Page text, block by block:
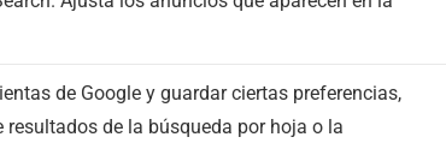
de Google y guardar ciertas preferencias,
resultados de la búsqueda por hoja o la